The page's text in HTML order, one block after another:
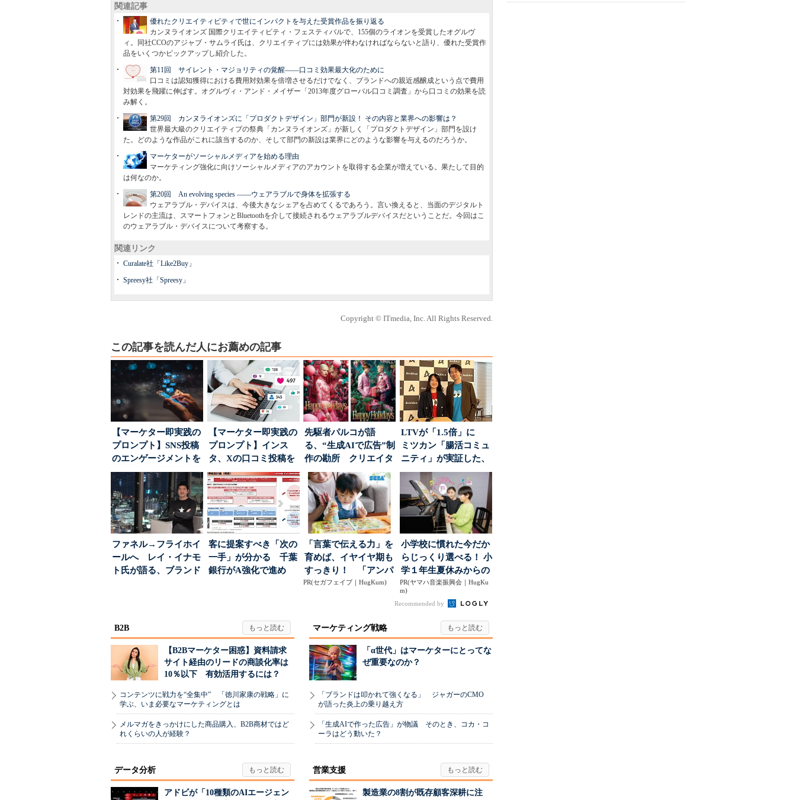
関連記事
優れたクリエイティビティで世にインパクトを与えた受賞作品を振り返る
カンヌライオンズ 国際クリエイティビティ・フェスティバルで、155個のライオンを受賞したオグルヴ
ィ。同社CCOのアジャブ・サムライ氏は、クリエイティブには効果が伴わなければならないと語り、優れた受賞作
品をいくつかピックアップし紹介した。
第11回 サイレント・マジョリティの覚醒――口コミ効果最大化のために
口コミは認知獲得における費用対効果を倍増させるだけでなく、ブランドへの親近感醸成という点で費用
対効果を飛躍に伸ばす。オグルヴィ・アンド・メイザー「2013年度グローバル口コミ調査」から口コミの効果を読
み解く。
第29回 カンヌライオンズに「プロダクトデザイン」部門が新設！ その内容と業界への影響は？
世界最大級のクリエイティブの祭典「カンヌライオンズ」が新しく「プロダクトデザイン」部門を設け
た。どのような作品がこれに該当するのか、そして部門の新設は業界にどのような影響を与えるのだろうか。
マーケターがソーシャルメディアを始める理由
マーケティング強化に向けソーシャルメディアのアカウントを取得する企業が増えている。果たして目的
は何なのか。
第20回 An evolving species ――ウェアラブルで身体を拡張する
ウェアラブル・デバイスは、今後大きなシェアを占めてくるであろう。言い換えると、当面のデジタルト
レンドの主流は、スマートフォンとBluetoothを介して接続されるウェアラブルデバイスだということだ。今回はこ
のウェアラブル・デバイスについて考察する。
関連リンク
Curalate社「Like2Buy」
Spreesy社「Spreesy」
Copyright © ITmedia, Inc. All Rights Reserved.
この記事を読んだ人にお薦めの記事
【マーケター即実践の
プロンプト】SNS投稿
のエンゲージメントを
高めるAI活用、ポ...
【マーケター即実践の
プロンプト】インス
タ、Xの口コミ投稿を
分析→戦略立案に生か
す...
先駆者パルコが語
る、“生成AIで広告”制
作の勘所 クリエイタ
ーに残る「重要な役
割...
LTVが「1.5倍」に
ミツカン「腸活コミュ
ニティ」が実証した、
値上げ時代に選ば...
ファネル→フライホイ
ールへ レイ・イナモ
ト氏が語る、ブランド
客に提案すべき「次の
一手」が分かる 千葉
銀行がA強化で進め
「言葉で伝える力」を
育めば、イヤイヤ期も
すっきり！ 「アンパ
ンマン ことばずかん...
PR(セガフェイブ｜HugKum)
小学校に慣れた今だか
らじっくり選べる！ 小
学１年生夏休みからの
「音楽教室」デビュ...
PR(ヤマハ音楽振興会｜HugKu
m)
Recommended by
B2B
【B2Bマーケター困惑】資料請求
サイト経由のリードの商談化率は
10％以下 有効活用するには？
コンテンツに戦力を“全集中” 「徳川家康の戦略」に
学ぶ、いま必要なマーケティングとは
メルマガをきっかけにした商品購入、B2B商材ではど
れくらいの人が経験？
マーケティング戦略
「α世代」はマーケターにとってな
ぜ重要なのか？
「ブランドは叩かれて強くなる」 ジャガーのCMO
が語った炎上の乗り越え方
「生成AIで作った広告」が物議 そのとき、コカ・コ
ーラはどう動いた？
データ分析
アドビが「10種類のAIエージェン
営業支援
製造業の8割が既存顧客深耕に注